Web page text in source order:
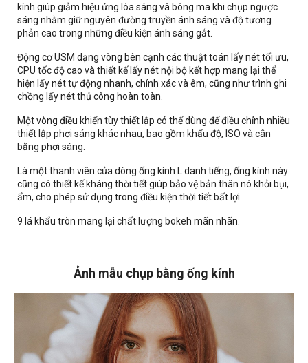
kính giúp giảm hiệu ứng lóa sáng và bóng ma khi chụp ngược
sáng nhằm giữ nguyên đường truyền ánh sáng và độ tương
phản cao trong những điều kiện ánh sáng gắt.
Động cơ USM dạng vòng bên cạnh các thuật toán lấy nét tối ưu,
CPU tốc độ cao và thiết kế lấy nét nội bộ kết hợp mang lại thể
hiện lấy nét tự động nhanh, chính xác và êm, cũng như trình ghi
chồng lấy nét thủ công hoàn toàn.
Một vòng điều khiển tùy thiết lập có thể dùng để điều chỉnh nhiều
thiết lập phơi sáng khác nhau, bao gồm khẩu độ, ISO và cân
bằng phơi sáng.
Là một thanh viên của dòng ống kính L danh tiếng, ống kính này
cũng có thiết kế kháng thời tiết giúp bảo vệ bản thân nó khỏi bụi,
ẩm, cho phép sử dụng trong điều kiện thời tiết bất lợi.
9 lá khẩu tròn mang lại chất lượng bokeh mãn nhãn.
Ảnh mẫu chụp bằng ống kính